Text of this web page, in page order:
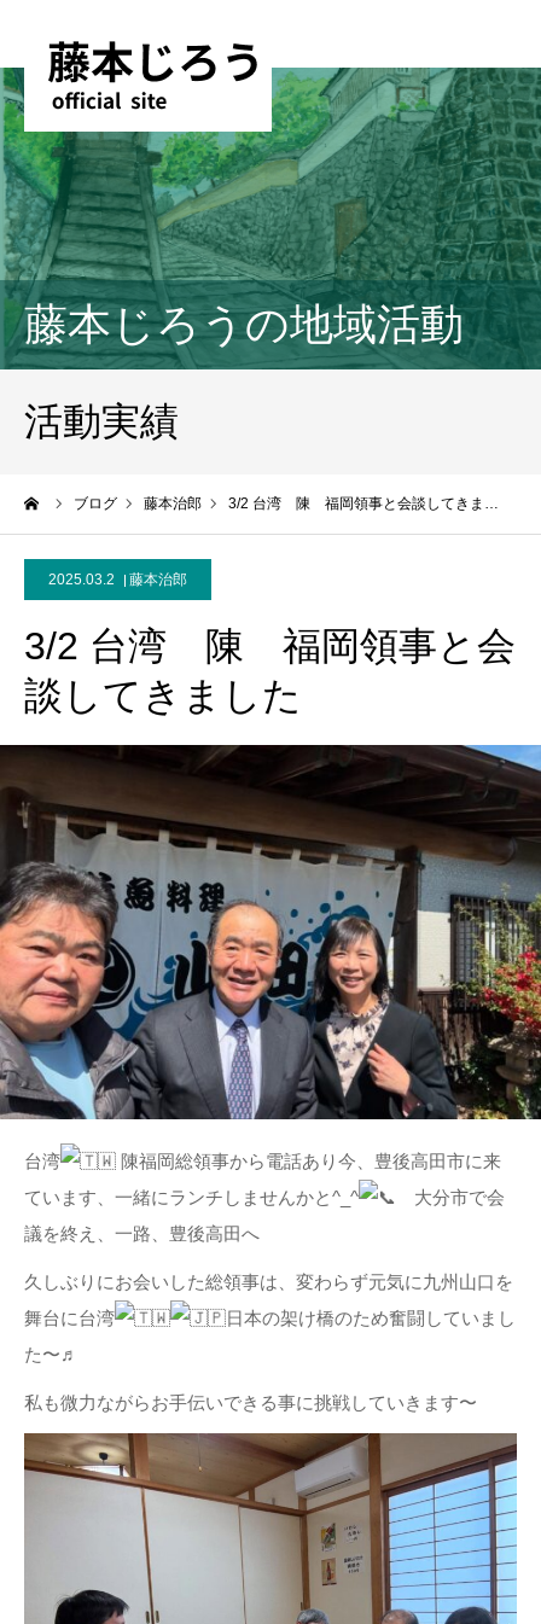
藤本じろうの地域活動
活動実績
ブログ 藤本治郎 3/2 台湾 陳 福岡領事と会談してきま…
2025.03.2 藤本治郎
3/2 台湾 陳 福岡領事と会
談してきました
台湾
陳福岡総領事から電話あり今、豊後高田市に来
ています、一緒にランチしませんかと^_^
大分市で会
議を終え、一路、豊後高田へ
久しぶりにお会いした総領事は、変わらず元気に九州山口を
舞台に台湾
日本の架け橋のため奮闘していまし
た〜♬
私も微力ながらお手伝いできる事に挑戦していきます〜